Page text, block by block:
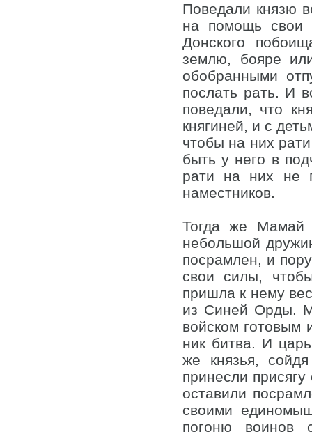
Поведали князю
на помощь
Донского
землю, бояре
обобранными
послать рать. И
поведали, что
княгиней, и с
чтобы на них
быть у него в
рати на них не
наместников.
Тогда же
небольшой
посрамлен, и
свои силы,
пришла к нему
из Синей Орды.
войском готовым
ник битва. И
же князья,
принесли
оставили
своими
погоню